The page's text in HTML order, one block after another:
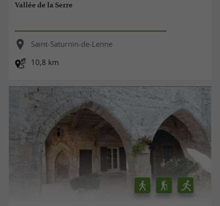
Vallée de la Serre
Saint-Saturnin-de-Lenne
10,8 km